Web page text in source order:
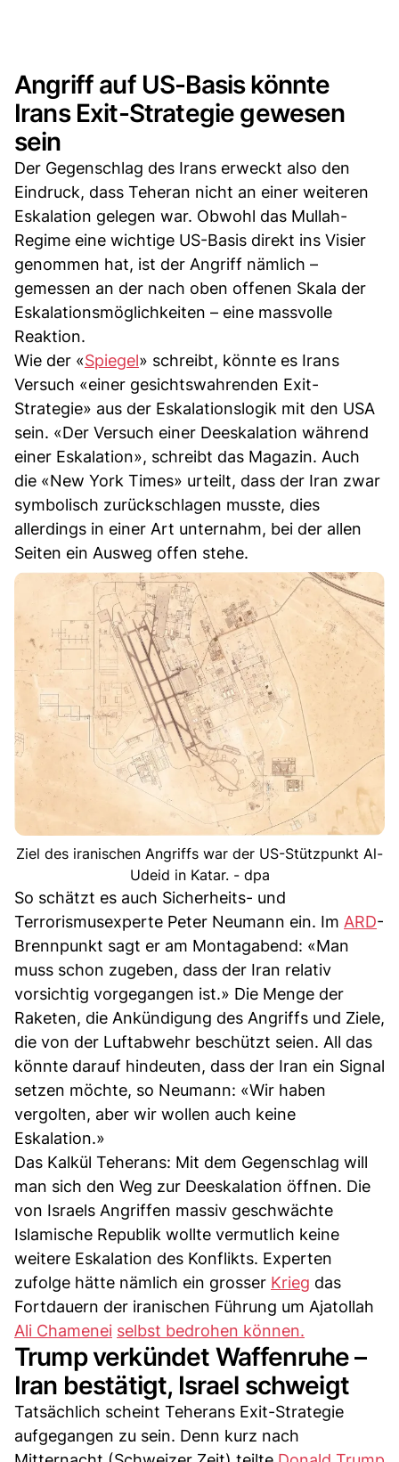
Angriff auf US-Basis könnte
Irans Exit-Strategie gewesen
sein
Der Gegenschlag des Irans erweckt also den
Eindruck, dass Teheran nicht an einer weiteren
Eskalation gelegen war. Obwohl das Mullah-
Regime eine wichtige US-Basis direkt ins Visier
genommen hat, ist der Angriff nämlich –
gemessen an der nach oben offenen Skala der
Eskalationsmöglichkeiten – eine massvolle
Reaktion.
Wie der «Spiegel» schreibt, könnte es Irans
Versuch «einer gesichtswahrenden Exit-
Strategie» aus der Eskalationslogik mit den USA
sein. «Der Versuch einer Deeskalation während
einer Eskalation», schreibt das Magazin. Auch
die «New York Times» urteilt, dass der Iran zwar
symbolisch zurückschlagen musste, dies
allerdings in einer Art unternahm, bei der allen
Seiten ein Ausweg offen stehe.
Ziel des iranischen Angriffs war der US-Stützpunkt Al-
Udeid in Katar. - dpa
So schätzt es auch Sicherheits- und
Terrorismusexperte Peter Neumann ein. Im ARD-
Brennpunkt sagt er am Montagabend: «Man
muss schon zugeben, dass der Iran relativ
vorsichtig vorgegangen ist.» Die Menge der
Raketen, die Ankündigung des Angriffs und Ziele,
die von der Luftabwehr beschützt seien. All das
könnte darauf hindeuten, dass der Iran ein Signal
setzen möchte, so Neumann: «Wir haben
vergolten, aber wir wollen auch keine
Eskalation.»
Das Kalkül Teherans: Mit dem Gegenschlag will
man sich den Weg zur Deeskalation öffnen. Die
von Israels Angriffen massiv geschwächte
Islamische Republik wollte vermutlich keine
weitere Eskalation des Konflikts. Experten
zufolge hätte nämlich ein grosser Krieg das
Fortdauern der iranischen Führung um Ajatollah
Ali Chamenei selbst bedrohen können.
Trump verkündet Waffenruhe –
Iran bestätigt, Israel schweigt
Tatsächlich scheint Teherans Exit-Strategie
aufgegangen zu sein. Denn kurz nach